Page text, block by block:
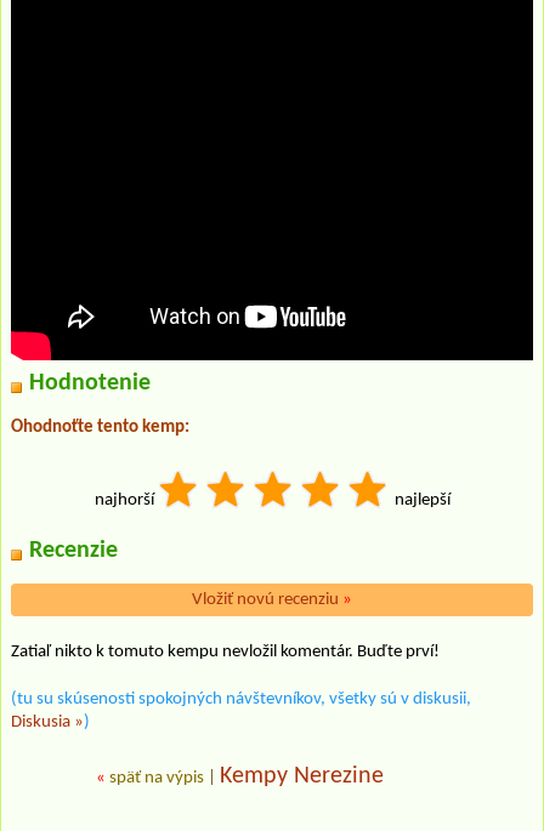
Hodnotenie
Ohodnoťte tento kemp:
najhorší najlepší
Recenzie
Vložiť novú recenziu »
Zatiaľ nikto k tomuto kempu nevložil komentár. Buďte prví!
(tu su skúsenosti spokojných návštevníkov, všetky sú v diskusii,
Diskusia »)
« späť na výpis Kempy Nerezine